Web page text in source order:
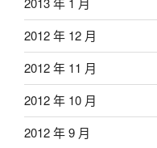
2012 年 12 月
2012 年 11 月
2012 年 10 月
2012 年 9 月